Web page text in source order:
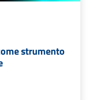
strumento